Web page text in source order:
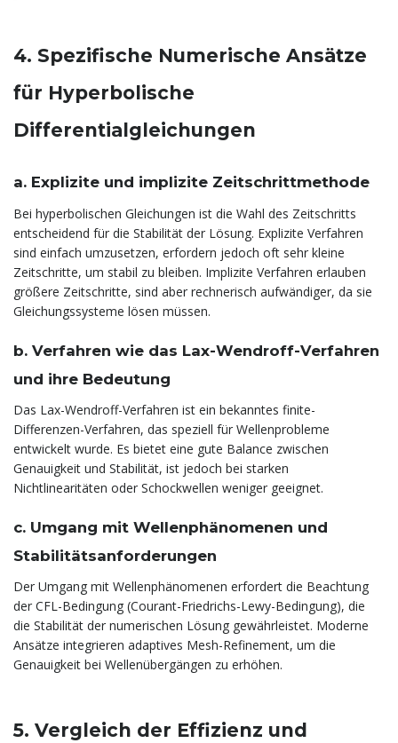
4. Spezifische Numerische Ansätze
für Hyperbolische
Differentialgleichungen
a. Explizite und implizite Zeitschrittmethode
Bei hyperbolischen Gleichungen ist die Wahl des Zeitschritts
entscheidend für die Stabilität der Lösung. Explizite Verfahren
sind einfach umzusetzen, erfordern jedoch oft sehr kleine
Zeitschritte, um stabil zu bleiben. Implizite Verfahren erlauben
größere Zeitschritte, sind aber rechnerisch aufwändiger, da sie
Gleichungssysteme lösen müssen.
b. Verfahren wie das Lax-Wendroff-Verfahren
und ihre Bedeutung
Das Lax-Wendroff-Verfahren ist ein bekanntes finite-
Differenzen-Verfahren, das speziell für Wellenprobleme
entwickelt wurde. Es bietet eine gute Balance zwischen
Genauigkeit und Stabilität, ist jedoch bei starken
Nichtlinearitäten oder Schockwellen weniger geeignet.
c. Umgang mit Wellenphänomenen und
Stabilitätsanforderungen
Der Umgang mit Wellenphänomenen erfordert die Beachtung
der CFL-Bedingung (Courant-Friedrichs-Lewy-Bedingung), die
die Stabilität der numerischen Lösung gewährleistet. Moderne
Ansätze integrieren adaptives Mesh-Refinement, um die
Genauigkeit bei Wellenübergängen zu erhöhen.
5. Vergleich der Effizienz und